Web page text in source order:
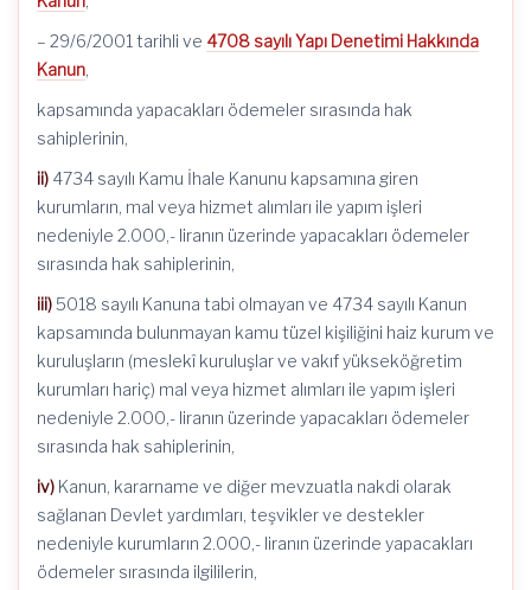
– 29/6/2001 tarihli ve 4708 sayılı Yapı Denetimi Hakkında
Kanun,
kapsamında yapacakları ödemeler sırasında hak
sahiplerinin,
ii) 4734 sayılı Kamu İhale Kanunu kapsamına giren
kurumların, mal veya hizmet alımları ile yapım işleri
nedeniyle 2.000,- liranın üzerinde yapacakları ödemeler
sırasında hak sahiplerinin,
iii)5018 sayılı Kanuna tabi olmayan ve 4734 sayılı Kanun
kapsamında bulunmayan kamu tüzel kişiliğini haiz kurum ve
kuruluşların (meslekî kuruluşlar ve vakıf yükseköğretim
kurumları hariç) mal veya hizmet alımları ile yapım işleri
nedeniyle 2.000,- liranın üzerinde yapacakları ödemeler
sırasında hak sahiplerinin,
iv) Kanun, kararname ve diğer mevzuatla nakdi olarak
sağlanan Devlet yardımları, teşvikler ve destekler
nedeniyle kurumların 2.000,- liranın üzerinde yapacakları
ödemeler sırasında ilgililerin,